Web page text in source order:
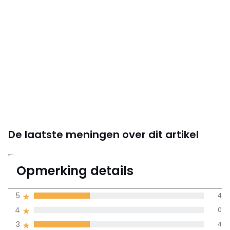
De laatste meningen over dit artikel
3.1
gemiddelde bereikt
100% gecertificeerde beoordelingen,
Opmerking details
3 4
4 0
5 4